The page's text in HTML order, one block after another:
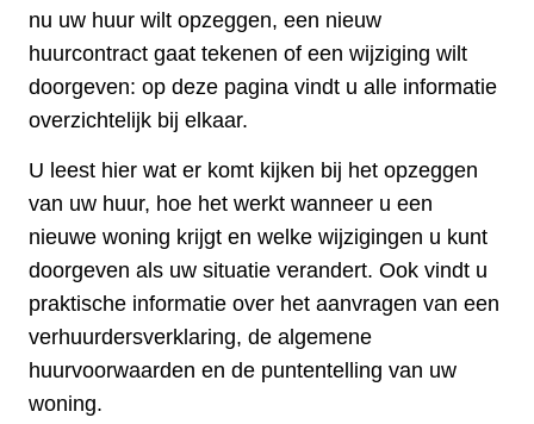
nu uw huur wilt opzeggen, een nieuw
huurcontract gaat tekenen of een wijziging wilt
doorgeven: op deze pagina vindt u alle informatie
overzichtelijk bij elkaar.
U leest hier wat er komt kijken bij het opzeggen
van uw huur, hoe het werkt wanneer u een
nieuwe woning krijgt en welke wijzigingen u kunt
doorgeven als uw situatie verandert. Ook vindt u
praktische informatie over het aanvragen van een
verhuurdersverklaring, de algemene
huurvoorwaarden en de puntentelling van uw
woning.